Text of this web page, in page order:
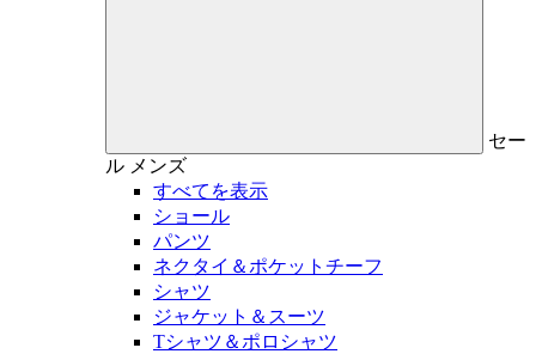
セー
ル メンズ
すべてを表示
ショール
パンツ
ネクタイ＆ポケットチーフ
シャツ
ジャケット＆スーツ
Tシャツ＆ポロシャツ